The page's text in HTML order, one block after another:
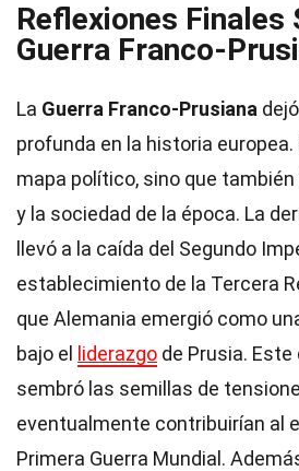
Reflexiones Finales
Guerra Franco-
La Guerra Franco-Prusiana
profunda en la historia europea.
mapa político, sino que
y la sociedad de la época. La
llevó a la caída del Segundo
establecimiento de la Tercera
que Alemania emergió como
bajo el
liderazgo de Prusia.
sembró las semillas de
eventualmente contribuirían al
Primera Guerra Mundial.